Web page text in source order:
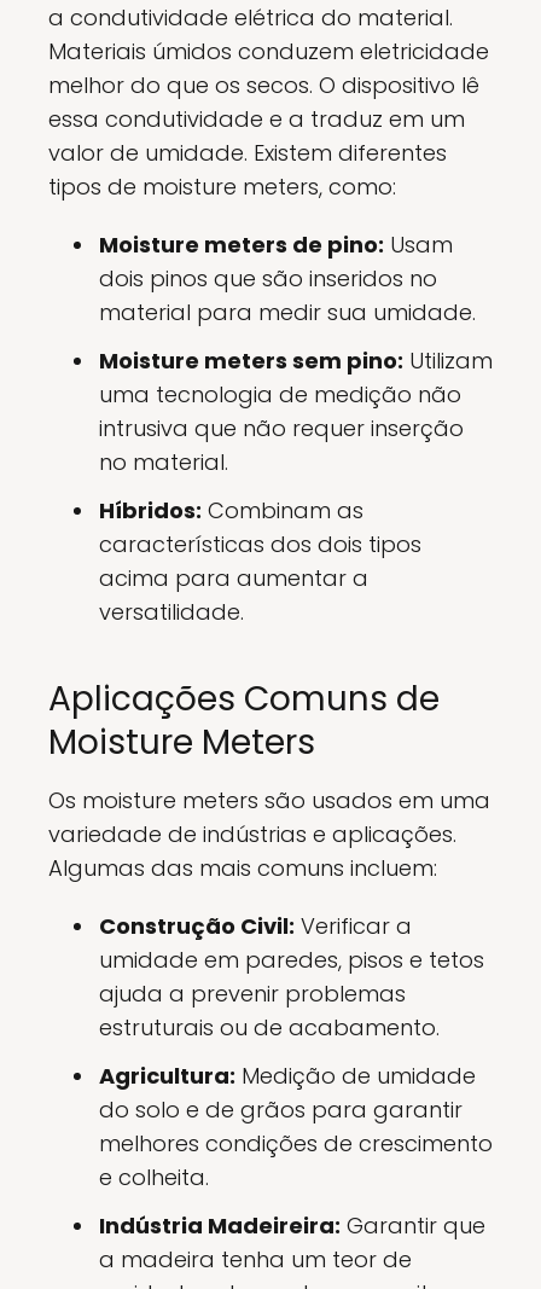
a condutividade elétrica do material.
Materiais úmidos conduzem eletricidade
melhor do que os secos. O dispositivo lê
essa condutividade e a traduz em um
valor de umidade. Existem diferentes
tipos de moisture meters, como:
Moisture meters de pino: Usam
dois pinos que são inseridos no
material para medir sua umidade.
Moisture meters sem pino: Utilizam
uma tecnologia de medição não
intrusiva que não requer inserção
no material.
Híbridos: Combinam as
características dos dois tipos
acima para aumentar a
versatilidade.
Aplicações Comuns de
Moisture Meters
Os moisture meters são usados em uma
variedade de indústrias e aplicações.
Algumas das mais comuns incluem:
Construção Civil: Verificar a
umidade em paredes, pisos e tetos
ajuda a prevenir problemas
estruturais ou de acabamento.
Agricultura: Medição de umidade
do solo e de grãos para garantir
melhores condições de crescimento
e colheita.
Indústria Madeireira: Garantir que
a madeira tenha um teor de